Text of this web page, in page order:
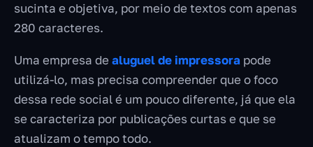
sucinta e objetiva, por meio de textos com apenas
280 caracteres.
Uma empresa de aluguel de impressora pode
utilizá-lo, mas precisa compreender que o foco
dessa rede social é um pouco diferente, já que ela
se caracteriza por publicações curtas e que se
atualizam o tempo todo.